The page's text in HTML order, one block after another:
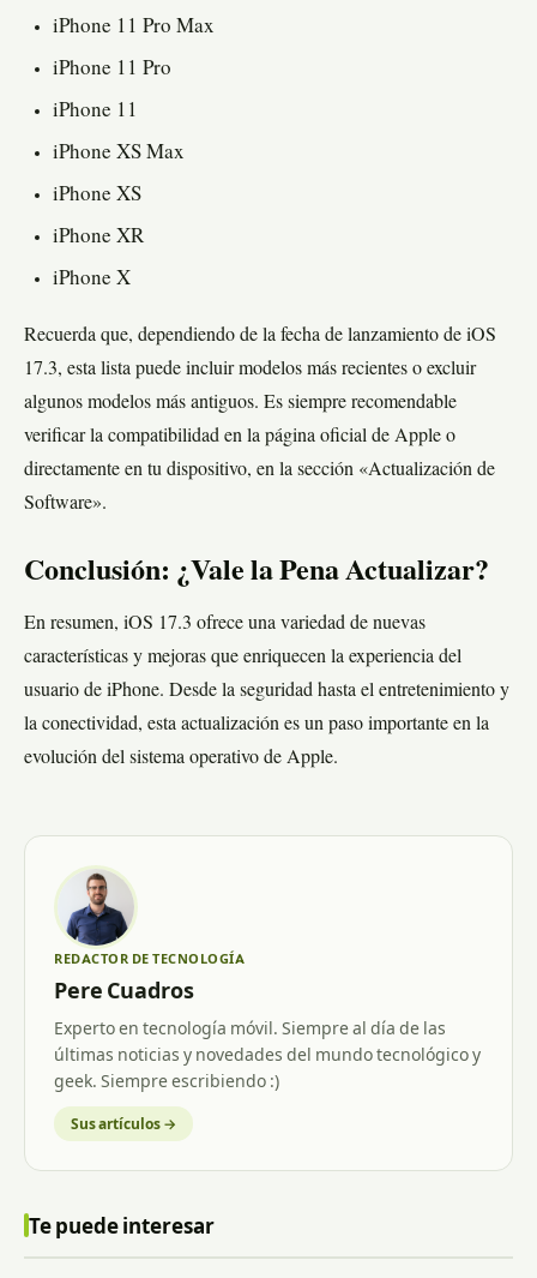
iPhone 11 Pro Max
iPhone 11 Pro
iPhone 11
iPhone XS Max
iPhone XS
iPhone XR
iPhone X
Recuerda que, dependiendo de la fecha de lanzamiento de iOS
17.3, esta lista puede incluir modelos más recientes o excluir
algunos modelos más antiguos. Es siempre recomendable
verificar la compatibilidad en la página oficial de Apple o
directamente en tu dispositivo, en la sección «Actualización de
Software».
Conclusión: ¿Vale la Pena Actualizar?
En resumen, iOS 17.3 ofrece una variedad de nuevas
características y mejoras que enriquecen la experiencia del
usuario de iPhone. Desde la seguridad hasta el entretenimiento y
la conectividad, esta actualización es un paso importante en la
evolución del sistema operativo de Apple.
REDACTOR DE TECNOLOGÍA
Pere Cuadros
Experto en tecnología móvil. Siempre al día de las
últimas noticias y novedades del mundo tecnológico y
geek. Siempre escribiendo :)
Sus artículos →
Te puede interesar